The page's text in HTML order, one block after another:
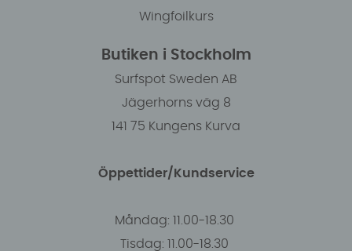
Wingfoilkurs
Butiken i Stockholm
Surfspot Sweden AB
Jägerhorns väg 8
141 75 Kungens Kurva
Öppettider/Kundservice
Måndag: 11.00-18.30
Tisdag: 11.00-18.30